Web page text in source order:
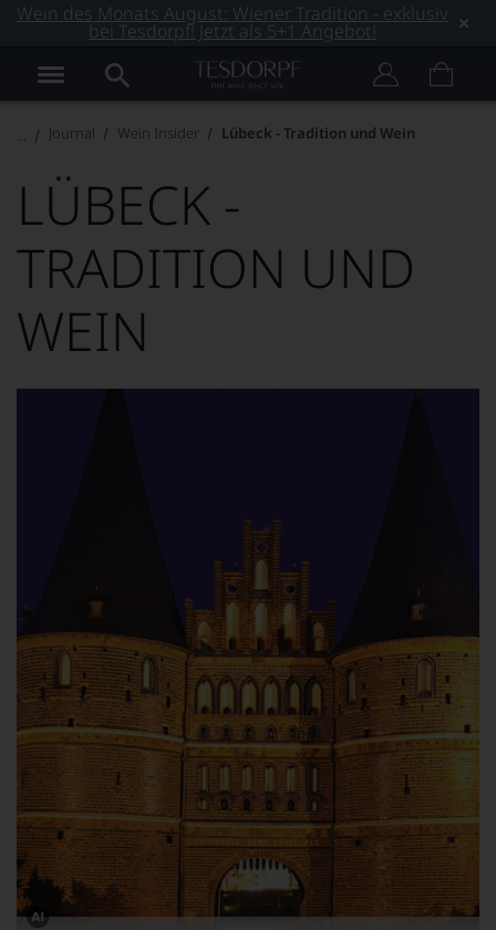
Wein des Monats August: Wiener Tradition - exklusiv
bei Tesdorpf! Jetzt als 5+1 Angebot!
Journal Wein Insider Lübeck - Tradition und Wein
LÜBECK -
TRADITION UND
WEIN